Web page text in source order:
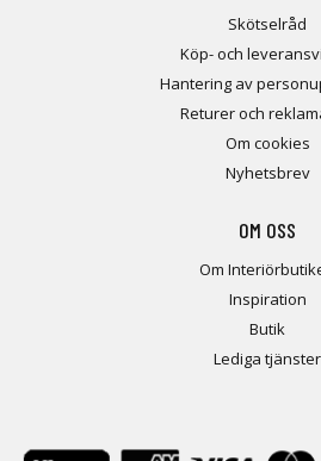
Skötselråd
Köp- och
Hantering av
Returer och
Om cookies
Nyhetsbrev
OM OSS
Om
Inspiration
Butik
Lediga tjänster